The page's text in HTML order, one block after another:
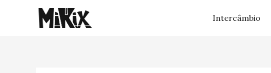
Intercâmbio